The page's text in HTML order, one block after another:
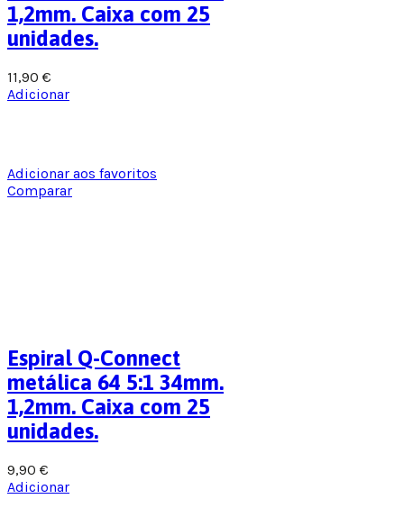
Adicionar aos favoritos
Comparar
1,2mm. Caixa com 25
unidades.
11,90 €
Adicionar
Espiral Q-Connect
metálica 64 5:1 34mm.
1,2mm. Caixa com 25
unidades.
9,90 €
Adicionar